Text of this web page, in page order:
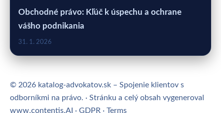
Obchodné právo: Kľúč k úspechu a ochrane
vášho podnikania
31. 1. 2026
© 2026 katalog-advokatov.sk – Spojenie klientov s
odborníkmi na právo. · Stránku a celý obsah vygeneroval
www.contentis.AI · GDPR · Terms